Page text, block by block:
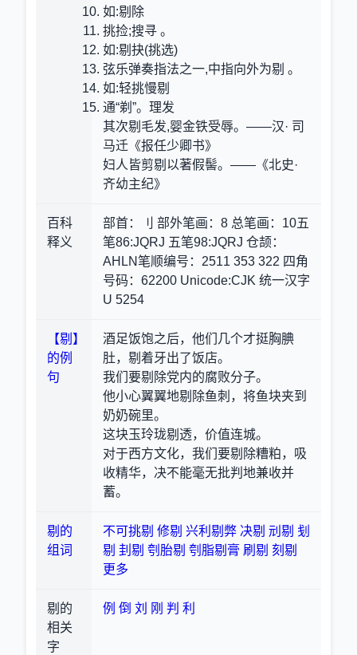
如:剔除
挑捡;搜寻 。
如:剔抉(挑选)
弦乐弹奏指法之一,中指向外为剔 。
如:轻挑慢剔
通“剃”。理发
其次剔毛发,婴金铁受辱。——汉· 司
马迁《报任少卿书》
妇人皆剪剔以著假髻。——《北史·
齐幼主纪》
百科
释义
部首：刂 部外笔画：8 总笔画：10五
笔86:JQRJ 五笔98:JQRJ 仓颉：
AHLN笔顺编号：2511 353 322 四角
号码：62200 Unicode:CJK 统一汉字
U 5254
【剔】
的例
句
酒足饭饱之后，他们几个才挺胸腆
肚，剔着牙出了饭店。
我们要剔除党内的腐败分子。
他小心翼翼地剔除鱼刺，将鱼块夹到
奶奶碗里。
这块玉玲珑剔透，价值连城。
对于西方文化，我们要剔除糟粕，吸
收精华，决不能毫无批判地兼收并
蓄。
剔的
组词
不可挑剔 修剔 兴利剔弊 决剔 刓剔 刬
剔 刲剔 刳胎剔 刳脂剔膏 刷剔 刻剔
更多
剔的
相关
字
例 倒 刘 刚 判 利